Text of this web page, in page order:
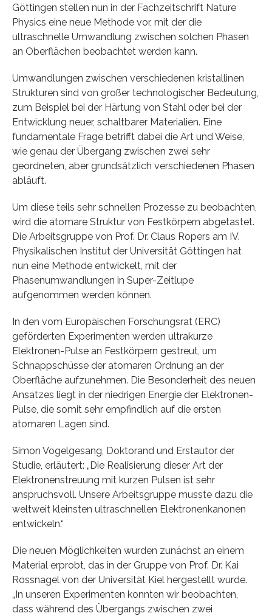
Göttingen stellen nun in der Fachzeitschrift Nature
Physics eine neue Methode vor, mit der die
ultraschnelle Umwandlung zwischen solchen Phasen
an Oberflächen beobachtet werden kann.
Umwandlungen zwischen verschiedenen kristallinen
Strukturen sind von großer technologischer Bedeutung,
zum Beispiel bei der Härtung von Stahl oder bei der
Entwicklung neuer, schaltbarer Materialien. Eine
fundamentale Frage betrifft dabei die Art und Weise,
wie genau der Übergang zwischen zwei sehr
geordneten, aber grundsätzlich verschiedenen Phasen
abläuft.
Um diese teils sehr schnellen Prozesse zu beobachten,
wird die atomare Struktur von Festkörpern abgetastet.
Die Arbeitsgruppe von Prof. Dr. Claus Ropers am IV.
Physikalischen Institut der Universität Göttingen hat
nun eine Methode entwickelt, mit der
Phasenumwandlungen in Super-Zeitlupe
aufgenommen werden können.
In den vom Europäischen Forschungsrat (ERC)
geförderten Experimenten werden ultrakurze
Elektronen-Pulse an Festkörpern gestreut, um
Schnappschüsse der atomaren Ordnung an der
Oberfläche aufzunehmen. Die Besonderheit des neuen
Ansatzes liegt in der niedrigen Energie der Elektronen-
Pulse, die somit sehr empfindlich auf die ersten
atomaren Lagen sind.
Simon Vogelgesang, Doktorand und Erstautor der
Studie, erläutert: „Die Realisierung dieser Art der
Elektronenstreuung mit kurzen Pulsen ist sehr
anspruchsvoll. Unsere Arbeitsgruppe musste dazu die
weltweit kleinsten ultraschnellen Elektronenkanonen
entwickeln.“
Die neuen Möglichkeiten wurden zunächst an einem
Material erprobt, das in der Gruppe von Prof. Dr. Kai
Rossnagel von der Universität Kiel hergestellt wurde.
„In unseren Experimenten konnten wir beobachten,
dass während des Übergangs zwischen zwei